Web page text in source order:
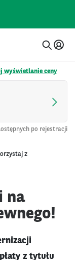
wyświetlanie ceny
po rejestracji
z
na
z tytułu